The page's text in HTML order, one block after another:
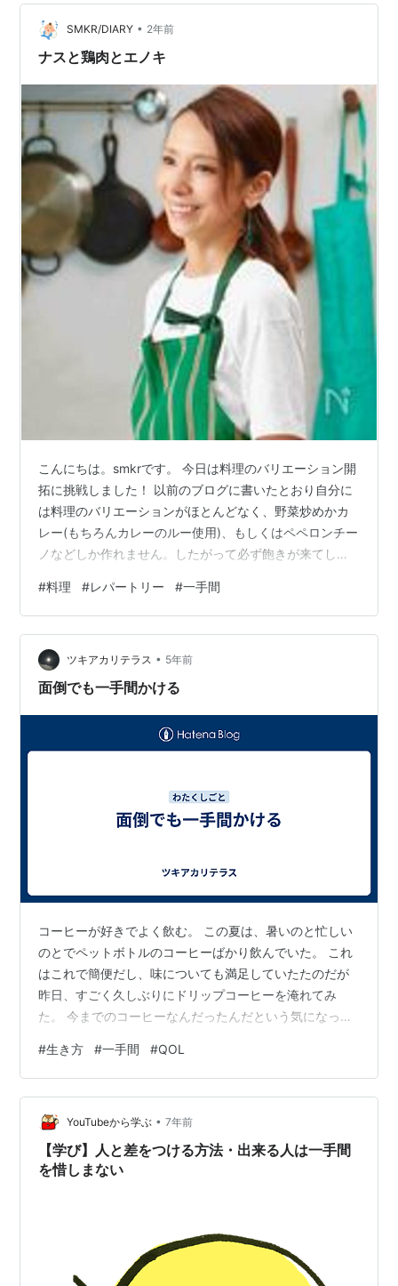
挙げようと思えばまだまだいけるけどとりあえずこんな
もんにしとこう。 割といろんなことにこだわりを持ちた
いタイプってこともあって，無駄だと思いながらもやっ
SMKR/DIARY • 2年前
ナスと鶏肉とエノキ
こんにちは。smkrです。 今日は料理のバリエーション開
拓に挑戦しました！ 以前のブログに書いたとおり自分に
は料理のバリエーションがほとんどなく、野菜炒めかカ
レー(もちろんカレーのルー使用)、もしくはペペロンチー
ノなどしか作れません。したがって必ず飽きが来てしま
まりもののナスとピーマンと鶏肉、えのきを使った料理
をしました！ 参考にさせていただいたレシピはこちらで
す。 松山絵美 ＊絶品えのきだれのなすと鶏肉焼き浸し＊
ジューシーななすと鶏肉にえのきたっぷりな絶品だれが
美味しい！ おつまみにも、おかずにも最高な一品です^ ^
#料理 #レパートリー #一手間
ツキアカリテラス • 5年前
面倒でも一手間かける
コーヒーが好きでよく飲む。 この夏は、暑いのと忙しい
のとでペットボトルのコーヒーばかり飲んでいた。 これ
はこれで簡便だし、味についても満足していたたのだが
昨日、すごく久しぶりにドリップコーヒーを淹れてみ
た。 今までのコーヒーなんだったんだという気になった
て続けなかったんだろうと。 少しの一手間を惜しまずに
やることってすごく大事だなと感じた。 思えば、昨日は
一手間をかけることの大切さを いろいろなところで再認
識した。 例えば、料理。 昨日の晩御飯は焼きそばを作っ
た。 普段は豚こまをそのままフライパンに投入するのだ
けど たまたま、レシピもそうな…
#生き方 #一手間 #QOL
YouTubeから学ぶ • 7年前
【学び】人と差をつける方法・出来る人は一手間
を惜しまない